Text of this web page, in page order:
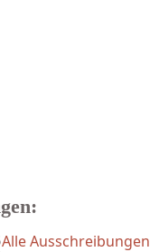
Alle Ausschreibungen